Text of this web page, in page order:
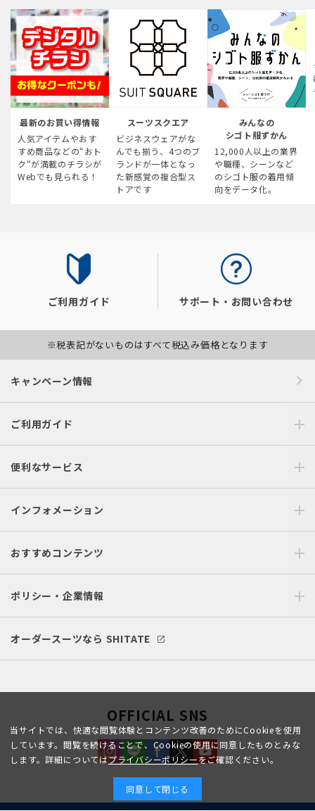
最新のお買い得情報
人気アイテムやおす
すめ商品などの“おト
ク“が満載のチラシが
Webでも見られる！
スーツスクエア
ビジネスウェアがな
んでも揃う、4つのブ
ランドが一体となっ
た新感覚の複合型ス
トアです
みんなの
シゴト服ずかん
12,000人以上の業界
や職種、シーンなど
のシゴト服の着用傾
向をデータ化。
ご利用ガイド サポート・お問い合わせ
※税表記がないものはすべて税込み価格となります
キャンペーン情報
ご利用ガイド
便利なサービス
インフォメーション
おすすめコンテンツ
ポリシー・企業情報
オーダースーツなら SHITATE
OFFICIAL SNS
当サイトでは、快適な閲覧体験とコンテンツ改善のためにCookieを使用
しています。閲覧を続けることで、Cookieの使用に同意したものとみな
します。詳細についてはプライバシーポリシーをご確認ください。
同意して閉じる